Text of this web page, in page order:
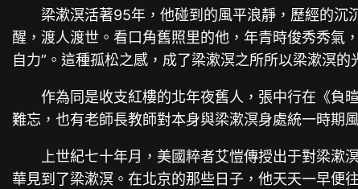
梁漱溟活著95年，他碰到的風平浪靜，歷經的
醒，渡人渡世。看口角舊照里的他，年青時俊秀秀氣
自力”。這種孤松之感，成了梁漱溟之所所以梁漱溟
作為同是收支紅樓的北年夜舊人，張中行在《負
難忘，也有老師長教師對本身與梁漱溟身處統一時期
上世紀七十年月，美國粹者艾愷傳授出于對梁漱
華見到了梁漱溟。在北京的那些日子，他天天一早便